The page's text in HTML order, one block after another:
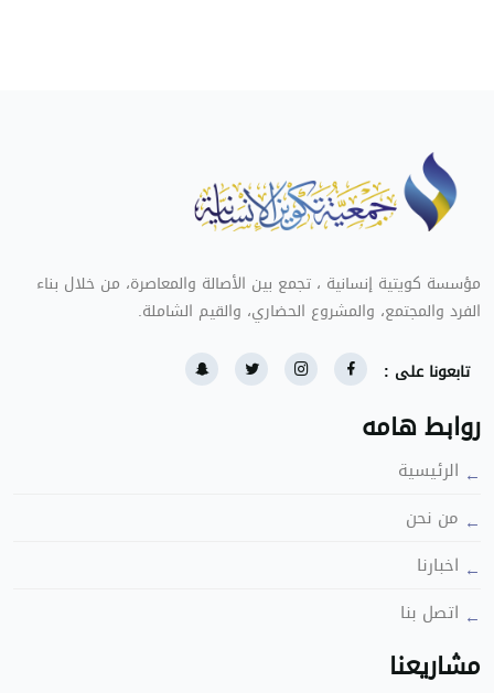
مؤسسة كويتية إنسانية ، تجمع بين الأصالة والمعاصرة، من خلال بناء
الفرد والمجتمع، والمشروع الحضاري، والقيم الشاملة.
تابعونا على :
روابط هامه
الرئيسية
من نحن
اخبارنا
اتصل بنا
مشاريعنا